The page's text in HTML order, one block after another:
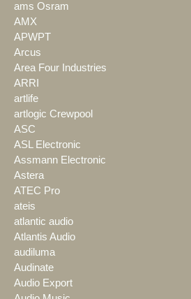
ams Osram
AMX
APWPT
Arcus
Area Four Industries
ARRI
artlife
artlogic Crewpool
ASC
ASL Electronic
Assmann Electronic
Astera
ATEC Pro
ateis
atlantic audio
Atlantis Audio
audiluma
Audinate
Audio Export